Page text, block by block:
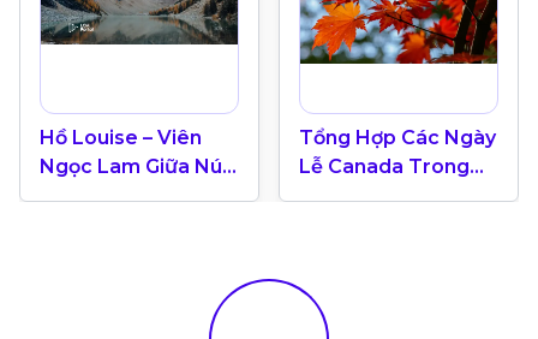
Hồ Louise – Viên
Ngọc Lam Giữa Núi
Rừng Banff, Alberta
Tổng Hợp Các Ngày
Lễ Canada Trong
Năm 2024